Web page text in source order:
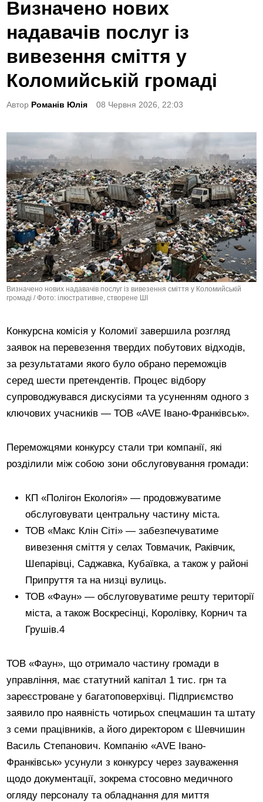
s
e
d
n
Визначено нових
надавачів послуг із
вивезення сміття у
Коломийській громаді
Автор Романів Юлія 08 Червня 2026, 22:03
Визначено нових надавачів послуг із вивезення сміття у Коломийській
громаді / Фото: ілюстративне, створене ШІ
Конкурсна комісія у Коломиї завершила розгляд
заявок на перевезення твердих побутових відходів,
за результатами якого було обрано переможців
серед шести претендентів. Процес відбору
супроводжувався дискусіями та усуненням одного з
ключових учасників — ТОВ «АVE Івано-Франківськ».
Переможцями конкурсу стали три компанії, які
розділили між собою зони обслуговування громади:
КП «Полігон Екологія» — продовжуватиме
обслуговувати центральну частину міста.
ТОВ «Макс Клін Сіті» — забезпечуватиме
вивезення сміття у селах Товмачик, Раківчик,
Шепарівці, Саджавка, Кубаївка, а також у районі
Припруття та на низці вулиць.
ТОВ «Фаун» — обслуговуватиме решту території
міста, а також Воскресінці, Королівку, Корнич та
Грушів.4
ТОВ «Фаун», що отримало частину громади в
управління, має статутний капітал 1 тис. грн та
зареєстроване у багатоповерхівці. Підприємство
заявило про наявність чотирьох спецмашин та штату
з семи працівників, а його директором є Шевчишин
Василь Степанович. Компанію «АVE Івано-
Франківськ» усунули з конкурсу через зауваження
щодо документації, зокрема стосовно медичного
огляду персоналу та обладнання для миття